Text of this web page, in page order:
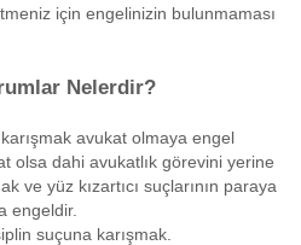
için engelinizin bulunmaması
Nelerdir?
avukat olmaya engel
olsa dahi avukatlık görevini yerine
ve yüz kızartıcı suçlarının paraya
engeldir.
suçuna karışmak.